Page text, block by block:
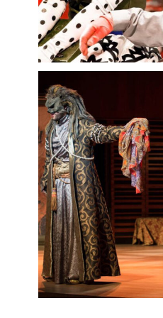
dans lerôle-titre de
mis en scène par le
Denys Arcand. Elle
leStabat mater
Dixit Dominus
l’occasion des
Chartres.
Florie Valiquette
l’Opéra de
rôles deJavotte(
(Lakmé), en plus
Nanetta(Falstaff)
Auparavant, elle a
Teutile(Motezuma
Zigeunerbaron)